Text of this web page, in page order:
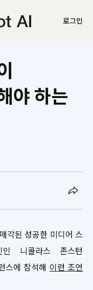
로그인
야 하는
각된 성공한 미디어 스
니콜라스 존스턴
에 참석해 이런 조언